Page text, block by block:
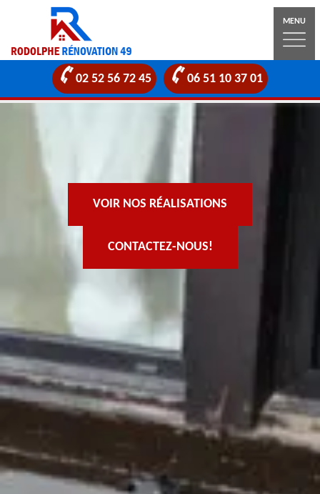
MENU
02 52 56 72 45 06 51 10 37 01
VOIR NOS RÉALISATIONS
CONTACTEZ-NOUS!